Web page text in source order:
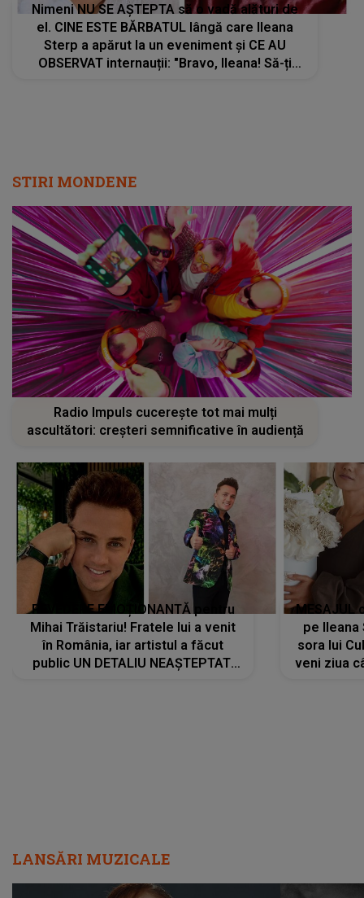
Nimeni NU SE AȘTEPTA să o vadă alături de
el. CINE ESTE BĂRBATUL lângă care Ileana
Sterp a apărut la un eveniment și CE AU
OBSERVAT internauții: "Bravo, Ileana! Să-ți
STIRI MONDENE
Radio Impuls cucerește tot mai mulți
ascultători: creșteri semnificative în audiență
REVEDERE EMOȚIONANTĂ pentru
Mihai Trăistariu! Fratele lui a venit
în România, iar artistul a făcut
public UN DETALIU NEAȘTEPTAT:
MESAJUL
pe Ileana
sora lui
veni ziua
LANSĂRI MUZICALE